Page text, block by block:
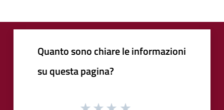
Quanto sono chiare le informazioni
su questa pagina?